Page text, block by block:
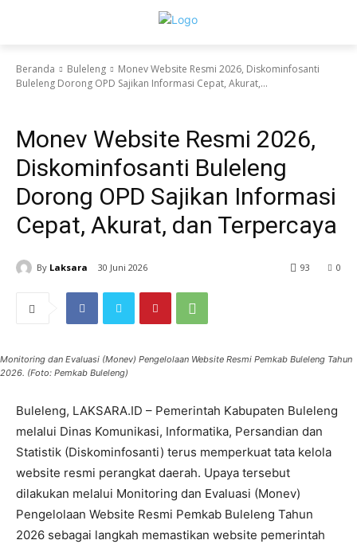
Beranda Buleleng
Monev Website Resmi 2026, Diskominfosanti
Buleleng Dorong OPD Sajikan Informasi Cepat, Akurat,...
Monev Website Resmi 2026,
Diskominfosanti Buleleng
Dorong OPD Sajikan Informasi
Cepat, Akurat, dan Terpercaya
By Laksara 30 Juni 2026 0
93
Monitoring dan Evaluasi (Monev) Pengelolaan Website Resmi Pemkab Buleleng Tahun
2026. (Foto: Pemkab Buleleng)
Buleleng, LAKSARA.ID – Pemerintah Kabupaten Buleleng
melalui Dinas Komunikasi, Informatika, Persandian dan
Statistik (Diskominfosanti) terus memperkuat tata kelola
website resmi perangkat daerah. Upaya tersebut
dilakukan melalui Monitoring dan Evaluasi (Monev)
Pengelolaan Website Resmi Pemkab Buleleng Tahun
2026 sebagai langkah memastikan website pemerintah